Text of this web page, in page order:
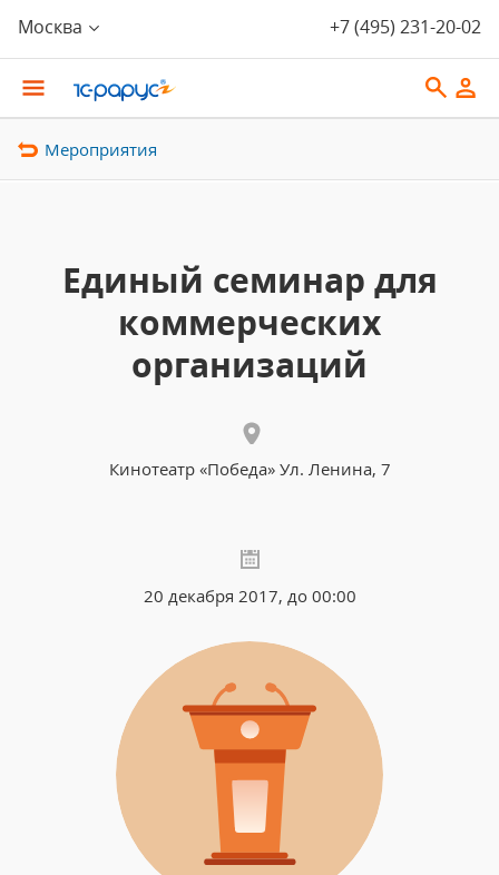
Москва +7 (495) 231-20-02
Мероприятия
Единый семинар для
коммерческих
организаций
Кинотеатр «Победа» Ул. Ленина, 7
20 декабря 2017, до 00:00